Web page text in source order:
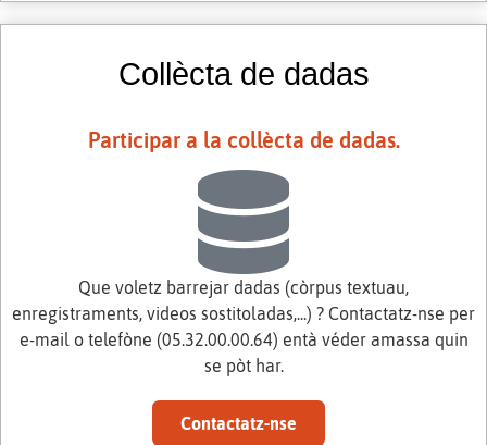
Collècta de dadas
Participar a la collècta de dadas.
Que voletz barrejar dadas (còrpus textuau,
enregistraments, videos sostitoladas,...) ? Contactatz-nse per
e-mail o telefòne (05.32.00.00.64) entà véder amassa quin
se pòt har.
Contactatz-nse